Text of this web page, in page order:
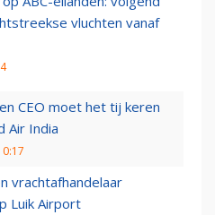
vluchten vanaf
CEO moet het tij keren
Air India
vrachtafhandelaar
Luik Airport